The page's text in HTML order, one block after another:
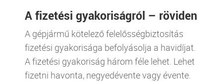
A fizetési gyakoriságról – röviden
A gépjármű kötelező felelősségbiztosítás
fizetési gyakorisága befolyásolja a havidíjat.
A fizetési gyakoriság három féle lehet. Lehet
fizetni havonta, negyedévente vagy évente.